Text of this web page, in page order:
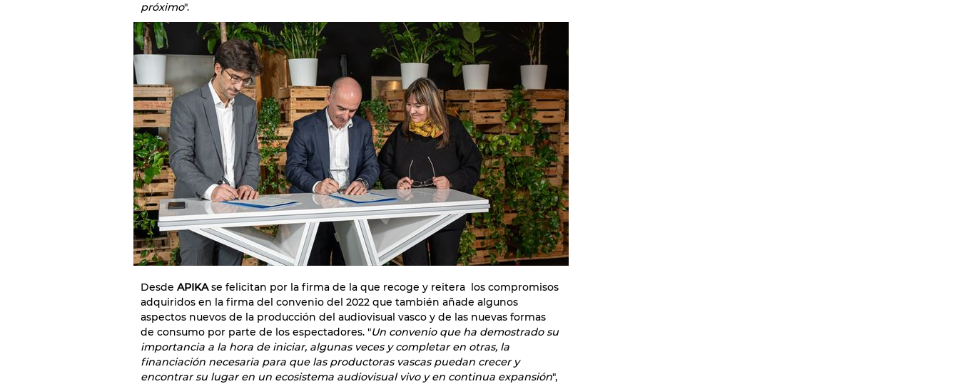
próximo".
Desde APIKAse felicitan por la firma de la que recoge y reitera los compromisos
adquiridos en la firma del convenio del 2022 que también añade algunos
aspectos nuevos de la producción del audiovisual vasco y de las nuevas formas
de consumo por parte de los espectadores. "Un convenio que ha demostrado su
importancia a la hora de iniciar, algunas veces y completar en otras, la
financiación necesaria para que las productoras vascas puedan crecer y
encontrar su lugar en un ecosistema audiovisual vivo y en continua expansión",